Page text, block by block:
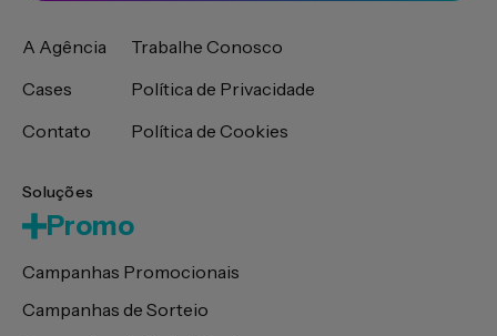
A Agência
Cases
Contato
Trabalhe Conosco
Política de Privacidade
Política de Cookies
Soluções
Promo
Campanhas Promocionais
Campanhas de Sorteio